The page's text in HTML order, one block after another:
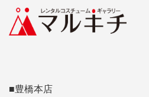
■豊橋本店